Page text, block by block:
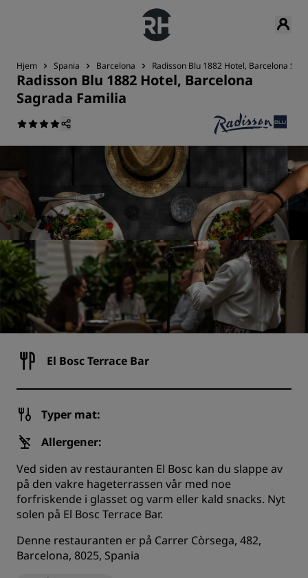
Hjem Spania Barcelona Radisson Blu 1882 Hotel, Barcelona
Radisson Blu 1882 Hotel, Barcelona
Sagrada Familia
El Bosc Terrace Bar
Typer mat:
Allergener:
Ved siden av restauranten El Bosc kan du slappe av
på den vakre hageterrassen vår med noe
forfriskende i glasset og varm eller kald snacks. Nyt
solen på El Bosc Terrace Bar.
Denne restauranten er på Carrer Còrsega, 482,
Barcelona, 8025, Spania